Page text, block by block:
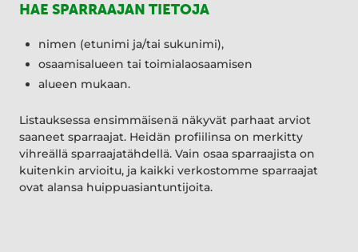
HAE SPARRAAJAN TIETOJA
nimen (etunimi ja/tai sukunimi),
osaamisalueen tai toimialaosaamisen
alueen mukaan.
Listauksessa ensimmäisenä näkyvät parhaat arviot
saaneet sparraajat. Heidän profiilinsa on merkitty
vihreällä sparraajatähdellä. Vain osaa sparraajista on
kuitenkin arvioitu, ja kaikki verkostomme sparraajat
ovat alansa huippuasiantuntijoita.